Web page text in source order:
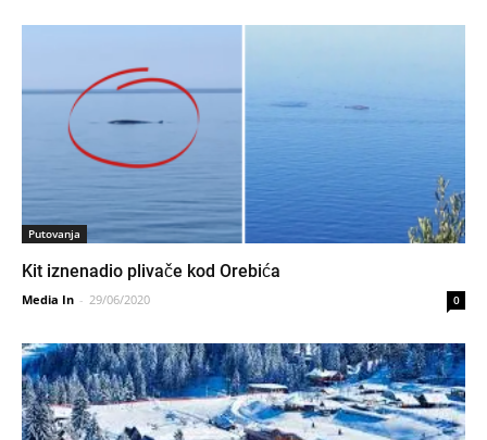
Putovanja
Kit iznenadio plivače kod Orebića
Media In - 29/06/2020 0